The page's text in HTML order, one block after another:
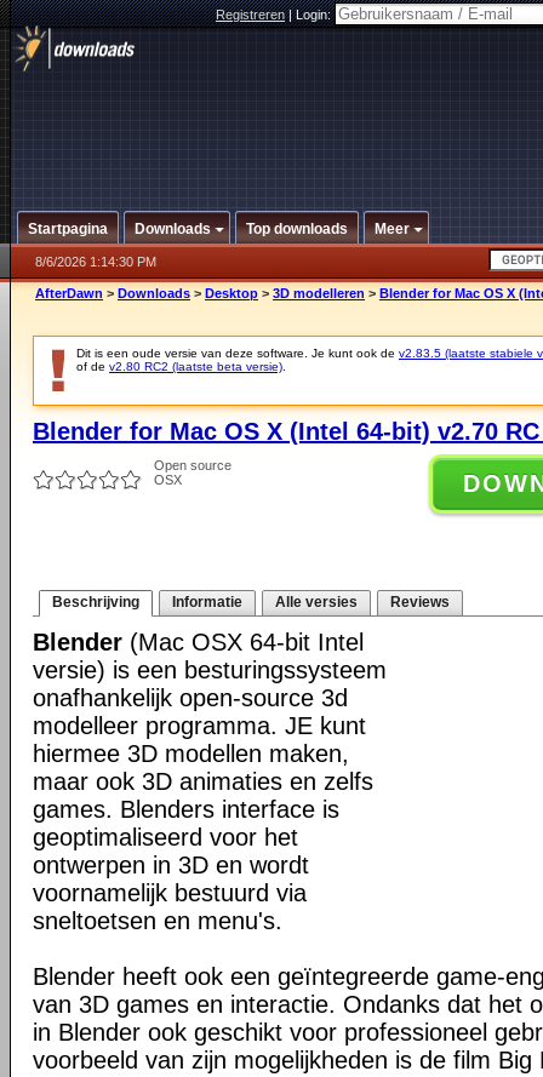
Registreren|Login:
Startpagina Downloads Top downloads Meer
8/6/2026 1:14:30 PM
AfterDawn > Downloads > Desktop > 3D modelleren > Blender for Mac OS X
Dit is een oude versie van deze software. Je kunt ook de v2.83.5 (laatste stabiele
of de v2.80 RC2 (laatste beta versie)
Blender for Mac OS X (Intel 64-bit) v2.70
Open source
OSX
Beschrijving Informatie Alle versies Reviews
Blender (Mac OSX 64-bit Intel
versie) is een besturingssysteem
onafhankelijk open-source 3d
modelleer programma. JE kunt
hiermee 3D modellen maken,
maar ook 3D animaties en zelfs
games. Blenders interface is
geoptimaliseerd voor het
ontwerpen in 3D en wordt
voornamelijk bestuurd via
sneltoetsen en menu's.
Blender heeft ook een geïntegreerde game-
van 3D games en interactie. Ondanks dat het
in Blender ook geschikt voor professioneel
voorbeeld van zijn mogelijkheden is de film Big